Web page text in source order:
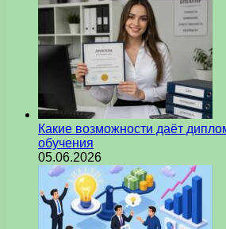
Какие возможности даёт
обучения
05.06.2026